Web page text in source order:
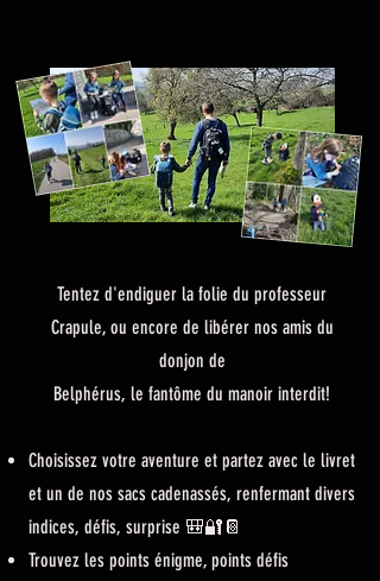
Tentez d'endiguer la folie du professeur
Crapule, ou encore de libérer nos amis du
donjon de
Belphérus, le fantôme du manoir interdit!
Choisissez votre aventure et partez avec le livret
et un de nos sacs cadenassés, renfermant divers
indices, défis, surprise 🎒🔐📔
Trouvez les points énigme, points défis